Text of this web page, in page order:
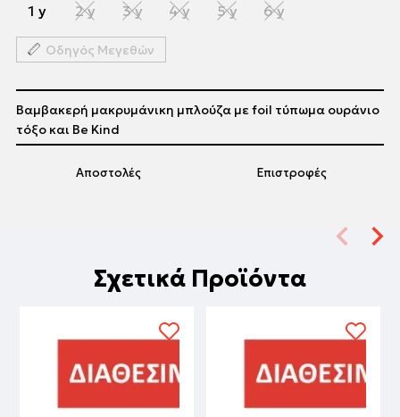
1 y 2 y 3 y 4 y 5 y 6 y
Οδηγός Μεγεθών
Αποστολές Επιστροφές
Βαμβακερή μακρυμάνικη μπλούζα με foil τύπωμα ουράνιο
τόξο και Be Kind
Σχετικά Προϊόντα